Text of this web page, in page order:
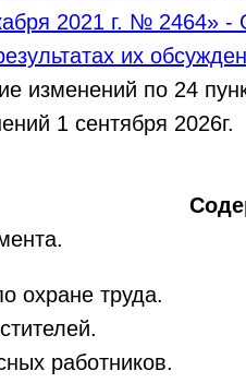
2021 г. № 2464»
их
изменений по 24
1 сентября 2026г.
охране труда.
работников.